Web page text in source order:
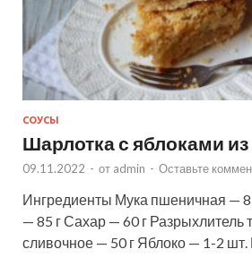
СОУСЫ
Шарлотка с яблоками из
09.11.2022 - от admin - Оставьте
Ингредиенты Мука пшеничная —
— 85 г Сахар — 60 г Разрыхлитель
сливочное — 50 г Яблоко — 1-2 шт.